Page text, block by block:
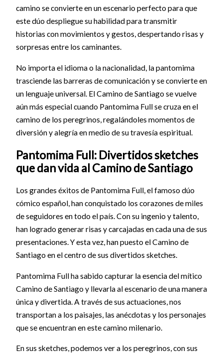
camino se convierte en un escenario perfecto para que
este dúo despliegue su habilidad para transmitir
historias con movimientos y gestos, despertando risas y
sorpresas entre los caminantes.
No importa el idioma o la nacionalidad, la pantomima
trasciende las barreras de comunicación y se convierte en
un lenguaje universal. El Camino de Santiago se vuelve
aún más especial cuando Pantomima Full se cruza en el
camino de los peregrinos, regalándoles momentos de
diversión y alegría en medio de su travesía espiritual.
Pantomima Full: Divertidos sketches
que dan vida al Camino de Santiago
Los grandes éxitos de Pantomima Full, el famoso dúo
cómico español, han conquistado los corazones de miles
de seguidores en todo el país. Con su ingenio y talento,
han logrado generar risas y carcajadas en cada una de sus
presentaciones. Y esta vez, han puesto el Camino de
Santiago en el centro de sus divertidos sketches.
Pantomima Full ha sabido capturar la esencia del mítico
Camino de Santiago y llevarla al escenario de una manera
única y divertida. A través de sus actuaciones, nos
transportan a los paisajes, las anécdotas y los personajes
que se encuentran en este camino milenario.
En sus sketches, podemos ver a los peregrinos, con sus